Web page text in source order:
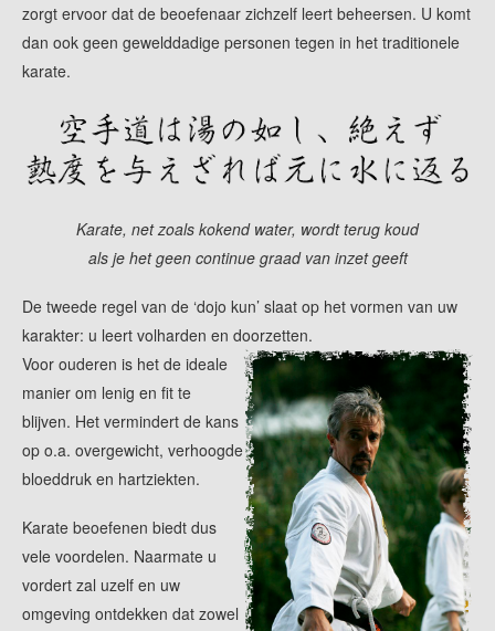
zorgt ervoor dat de beoefenaar zichzelf leert beheersen. U komt
dan ook geen gewelddadige personen tegen in het traditionele
karate.
Karate, net zoals kokend water, wordt terug koud
als je het geen continue graad van inzet geeft
De tweede regel van de ‘dojo kun’ slaat op het vormen van uw
karakter: u leert volharden en doorzetten.
Voor ouderen is het de ideale
manier om lenig en fit te
blijven. Het vermindert de kans
op o.a. overgewicht, verhoogde
bloeddruk en hartziekten.
Karate beoefenen biedt dus
vele voordelen. Naarmate u
vordert zal uzelf en uw
omgeving ontdekken dat zowel